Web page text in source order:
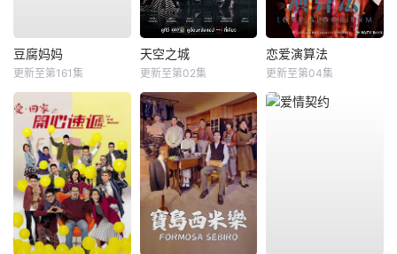
豆腐妈妈
更新至第161集
天空之城
更新至第02集
恋爱演算法
更新至第04集